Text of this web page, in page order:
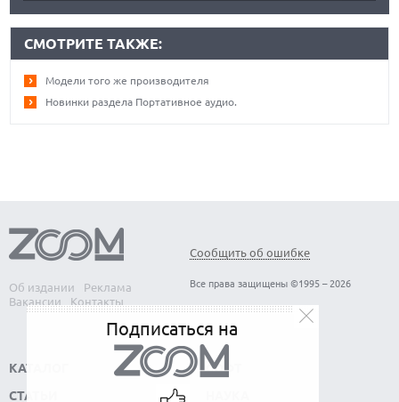
СМОТРИТЕ ТАКЖЕ:
Модели того же производителя
Новинки раздела Портативное аудио.
Об издании
Реклама
Вакансии
Контакты
Сообщить об ошибке
Все права защищены ©1995 – 2026
КАТАЛОГ
СТАТЬИ
СОФТ
Подписаться на